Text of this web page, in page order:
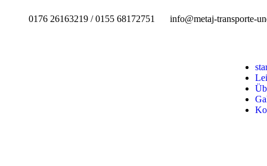
0176 26163219 / 0155 68172751 info@metaj-transporte-